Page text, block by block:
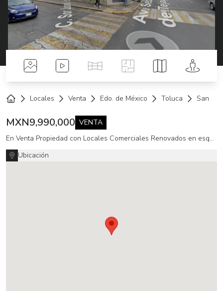
Fotos Videos Tour VirtualPlanos Mapa Street
Locales Venta Edo. de México Toluca Santa
MXN9,990,000 VENTA
En Venta Propiedad con Locales Comerciales Renovados en esquina Centro Toluca
Ubicación